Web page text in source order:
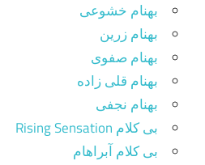
بهنام خشوعی
بهنام زرین
بهنام صفوی
بهنام قلی زاده
بهنام نجفی
بی کلام Rising Sensation
بی کلام آبراهام